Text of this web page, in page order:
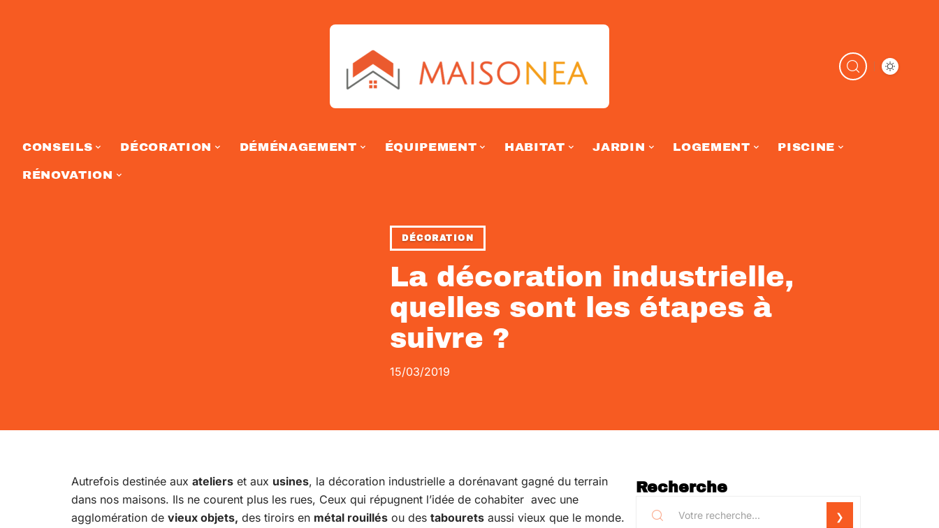
CONSEILS DÉCORATION DÉMÉNAGEMENT ÉQUIPEMENT HABITAT JARDIN LOGEMENT PISCINE
RÉNOVATION
DÉCORATION
La décoration industrielle,
quelles sont les étapes à
suivre ?
15/03/2019
Autrefois destinée aux ateliers et aux usines, la décoration industrielle a dorénavant gagné du terrain
dans nos maisons. Ils ne courent plus les rues, Ceux qui répugnent l’idée de cohabiter avec une
agglomération de vieux objets, des tiroirs en métal rouillés ou des tabourets aussi vieux que le monde.
Recherche